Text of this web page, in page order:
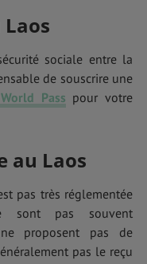
sociale entre la
de souscrire une
Pass pour votre
au Laos
pas très réglementée
sont pas souvent
ne proposent pas de
pas le reçu